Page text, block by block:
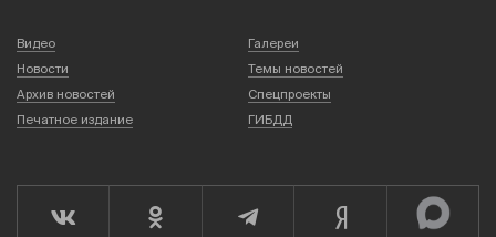
Видео
Галереи
Новости
Темы новостей
Архив новостей
Спецпроекты
Печатное издание
ГИБДД